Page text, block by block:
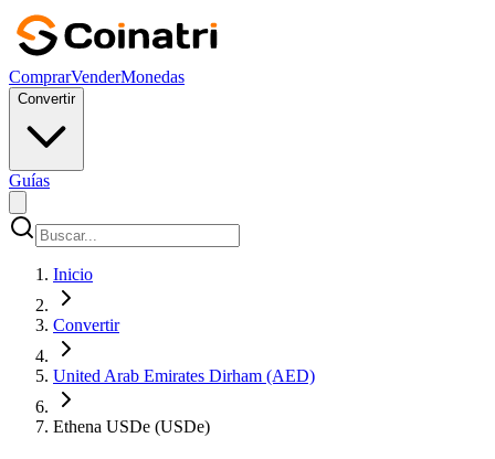
ComprarVenderMonedas
Convertir
Guías
Inicio
Convertir
United Arab Emirates Dirham (AED)
Ethena USDe (USDe)